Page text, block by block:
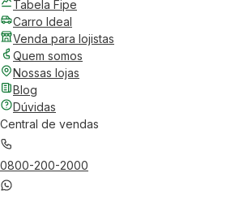
Tabela Fipe
Carro Ideal
Venda para lojistas
Quem somos
Nossas lojas
Blog
Dúvidas
Central de vendas
0800-200-2000